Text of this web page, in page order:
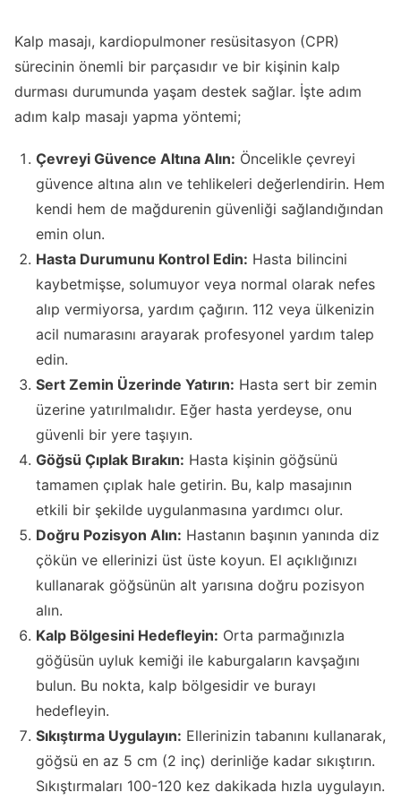
Kalp masajı, kardiopulmoner resüsitasyon (CPR)
sürecinin önemli bir parçasıdır ve bir kişinin kalp
durması durumunda yaşam destek sağlar. İşte adım
adım kalp masajı yapma yöntemi;
Çevreyi Güvence Altına Alın: Öncelikle çevreyi
güvence altına alın ve tehlikeleri değerlendirin. Hem
kendi hem de mağdurenin güvenliği sağlandığından
emin olun.
Hasta Durumunu Kontrol Edin: Hasta bilincini
kaybetmişse, solumuyor veya normal olarak nefes
alıp vermiyorsa, yardım çağırın. 112 veya ülkenizin
acil numarasını arayarak profesyonel yardım talep
edin.
Sert Zemin Üzerinde Yatırın: Hasta sert bir zemin
üzerine yatırılmalıdır. Eğer hasta yerdeyse, onu
güvenli bir yere taşıyın.
Göğsü Çıplak Bırakın: Hasta kişinin göğsünü
tamamen çıplak hale getirin. Bu, kalp masajının
etkili bir şekilde uygulanmasına yardımcı olur.
Doğru Pozisyon Alın: Hastanın başının yanında diz
çökün ve ellerinizi üst üste koyun. El açıklığınızı
kullanarak göğsünün alt yarısına doğru pozisyon
alın.
Kalp Bölgesini Hedefleyin: Orta parmağınızla
göğüsün uyluk kemiği ile kaburgaların kavşağını
bulun. Bu nokta, kalp bölgesidir ve burayı
hedefleyin.
Sıkıştırma Uygulayın: Ellerinizin tabanını kullanarak,
göğsü en az 5 cm (2 inç) derinliğe kadar sıkıştırın.
Sıkıştırmaları 100-120 kez dakikada hızla uygulayın.